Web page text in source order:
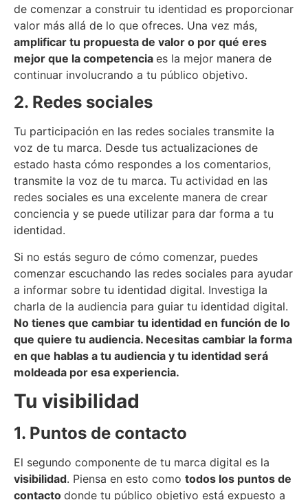
de comenzar a construir tu identidad es proporcionar
valor más allá de lo que ofreces. Una vez más,
amplificar tu propuesta de valor o por qué eres
mejor que la competencia es la mejor manera de
continuar involucrando a tu público objetivo.
2. Redes sociales
Tu participación en las redes sociales transmite la
voz de tu marca. Desde tus actualizaciones de
estado hasta cómo respondes a los comentarios,
transmite la voz de tu marca. Tu actividad en las
redes sociales es una excelente manera de crear
conciencia y se puede utilizar para dar forma a tu
identidad.
Si no estás seguro de cómo comenzar, puedes
comenzar escuchando las redes sociales para ayudar
a informar sobre tu identidad digital. Investiga la
charla de la audiencia para guiar tu identidad digital.
No tienes que cambiar tu identidad en función de lo
que quiere tu audiencia. Necesitas cambiar la forma
en que hablas a tu audiencia y tu identidad será
moldeada por esa experiencia.
Tu visibilidad
1. Puntos de contacto
El segundo componente de tu marca digital es la
visibilidad. Piensa en esto como todos los puntos de
contacto donde tu público objetivo está expuesto a